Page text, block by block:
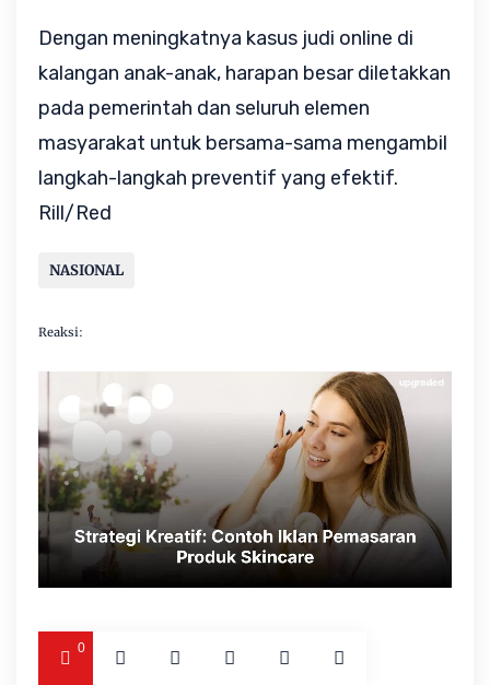
Dengan meningkatnya kasus judi online di
kalangan anak-anak, harapan besar diletakkan
pada pemerintah dan seluruh elemen
masyarakat untuk bersama-sama mengambil
langkah-langkah preventif yang efektif.
Rill/Red
NASIONAL
Reaksi:
0